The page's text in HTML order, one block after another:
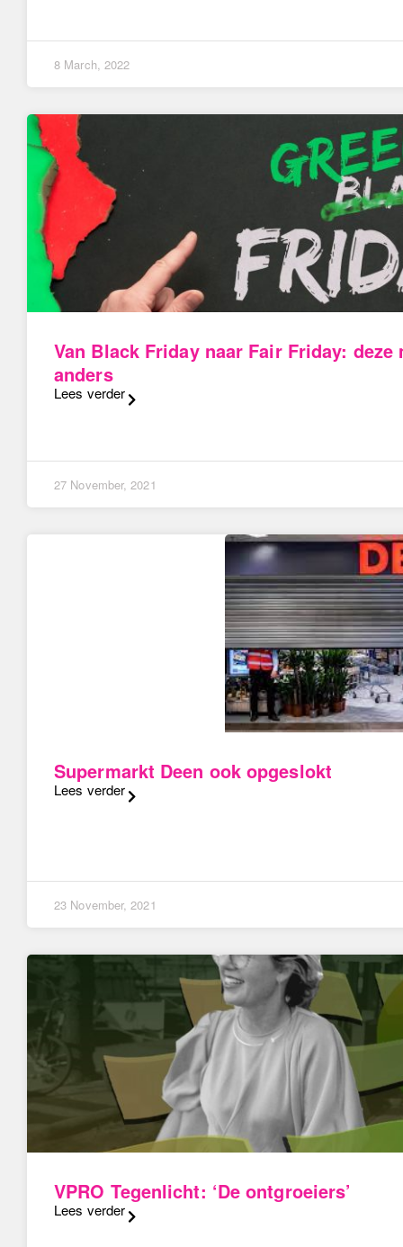
8 March, 2022
Van Black Friday naar Fair Friday:
anders
Lees verder
27 November, 2021
Supermarkt Deen ook opgeslokt
Lees verder
23 November, 2021
VPRO Tegenlicht: ‘De ontgroeiers’
Lees verder